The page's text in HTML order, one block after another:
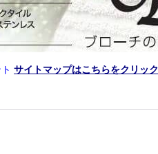
サイトマップはこちらをクリック